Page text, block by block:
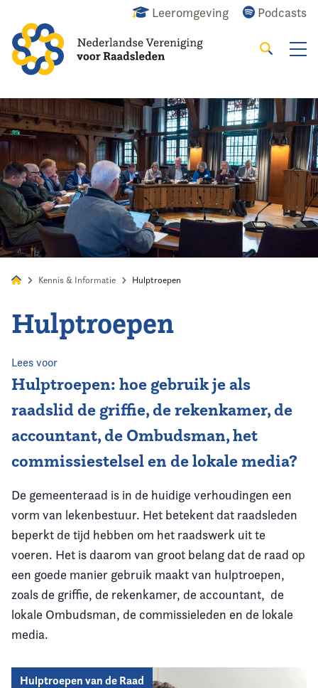
Leeromgeving Podcasts
Alles Nieuws Agenda Raadslid
Zoeken
Home
Agenda
Nieuws
Opleiding
Vereniging
Contact
Kennis & Informatie Hulptroepen
Hulptroepen
Lees voor
Hulptroepen: hoe gebruik je als
raadslid de griffie, de rekenkamer, de
accountant, de Ombudsman, het
commissiestelsel en de lokale media?
De gemeenteraad is in de huidige verhoudingen een
vorm van lekenbestuur. Het betekent dat raadsleden
beperkt de tijd hebben om het raadswerk uit te
voeren. Het is daarom van groot belang dat de raad op
een goede manier gebruik maakt van hulptroepen,
zoals de griffie, de rekenkamer, de accountant, de
lokale Ombudsman, de commissieleden en de lokale
media.
Hulptroepen van de Raad